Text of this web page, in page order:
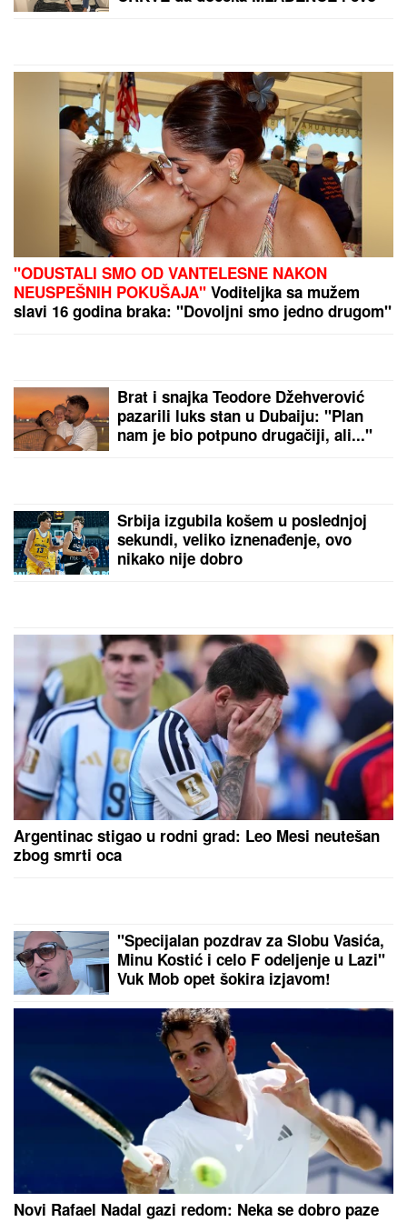
PREPORUKA ZA VAS
(PAPARACO) ĐINA DŽINOVIĆ U CRNOJ GORIEvo
Ženu iz Srbije majka IZBRISALA IZ
NASLEDSTVA, sa decom ostala bez
krova nad glavom: "Nije mi dala u
kuću da ne bih OTIMALA BRATU"
Venčali se Georgina i Ronaldo?
Stotine ljudi se OKUPILO ISPRED
CRKVE da dočeka MLADENCE i evo
šta se dogodilo: Oglasila se sestra
slavnog fudbalera, njegove klupske
obaveze ukazuju samo na jedno